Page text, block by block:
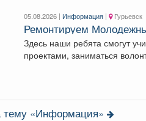
05.08.2026 | Информация | Гурьевск
Ремонтируем
Здесь наши ребята смогут
проектами, заниматься
тему «Информация»